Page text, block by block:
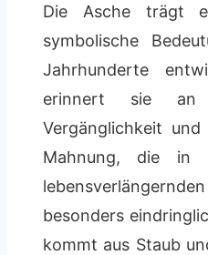
Die Asche trägt
symbolische
Jahrhunderte
erinnert sie an
Vergänglichkeit
Mahnung, die in
besonders
kommt aus Staub